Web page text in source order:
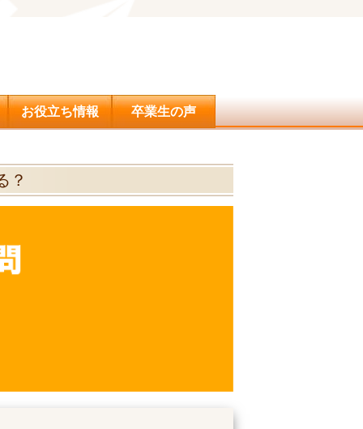
問合せ
お役立ち情報 卒業生の声
？